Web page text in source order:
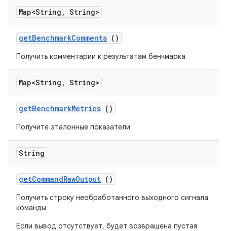
Map<String , String>
getBenchmarkComments ()
Получить комментарии к результатам бенчмарка
Map<String , String>
getBenchmarkMetrics ()
Получите эталонные показатели
String
getCommandRawOutput ()
Получить строку необработанного выходного сигнала
команды
Если вывод отсутствует, будет возвращена пустая